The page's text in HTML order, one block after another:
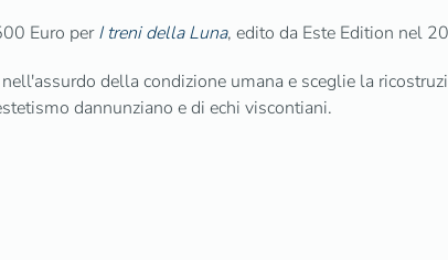
Euro perI treni della Luna, edito da Este Edition nel
della condizione umana e sceglie la
dannunziano e di echi viscontiani.